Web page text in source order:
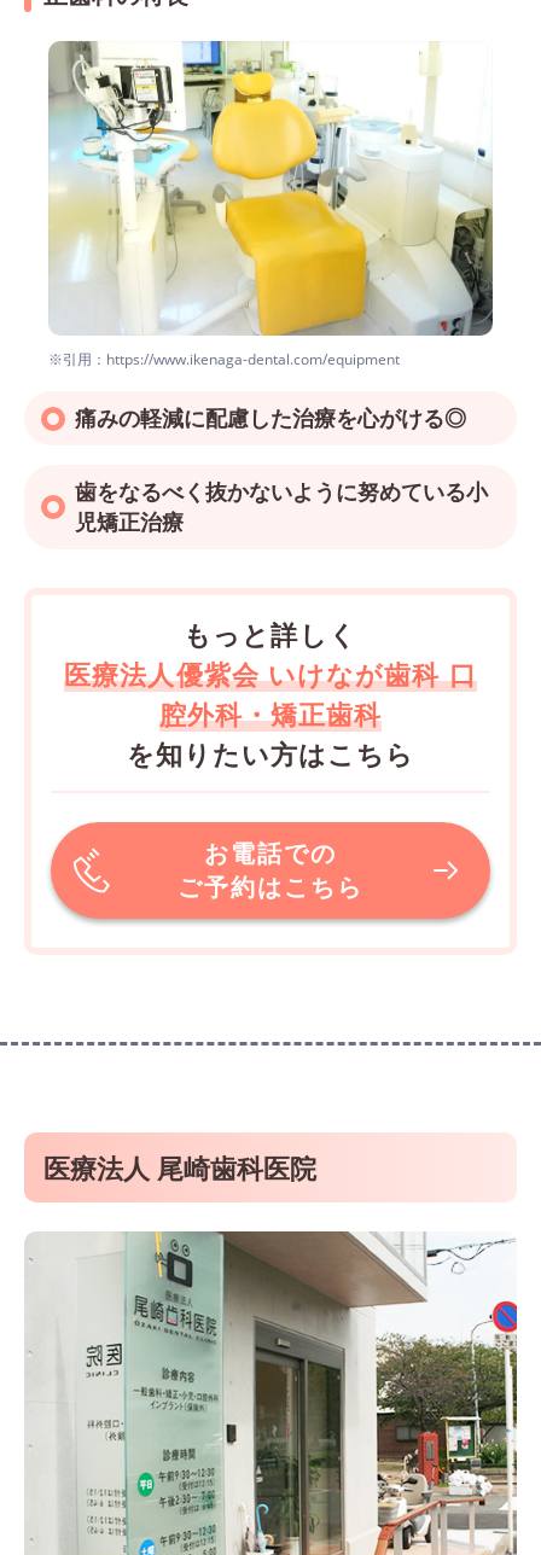
※引用：https://www.ikenaga-dental.com/equipment
痛みの軽減に配慮した治療を心がける◎
歯をなるべく抜かないように努めている小
児矯正治療
もっと詳しく
医療法人優紫会 いけなが歯科 口
腔外科・矯正歯科
を知りたい方はこちら
お電話での
ご予約はこちら
医療法人 尾崎歯科医院